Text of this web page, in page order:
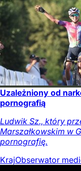
Uzależniony od
pornografią
Ludwik Sz., który
Marszałkowskim w
pornografię.
KrajObserwator